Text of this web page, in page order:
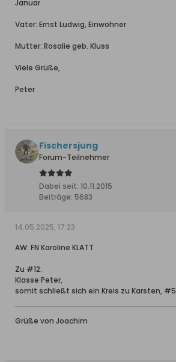
Januar
Vater: Ernst Ludwig, Einwohner
Mutter: Rosalie geb. Kluss
Viele Grüße,
Peter
Fischersjung
Forum-Teilnehmer
Dabei seit: 10.11.2015
Beiträge: 5683
14.05.2025, 17:23
AW: FN Karoline KLATT
Zu #12:
Klasse Peter,
somit schließt sich ein Kreis zu Karsten, #5
Grüße von Joachim